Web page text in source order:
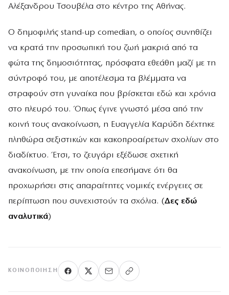
Αλέξανδρου Τσουβέλα στο κέντρο της Αθήνας.
Ο δημοφιλής stand-up comedian, ο οποίος συνηθίζει
να κρατά την προσωπική του ζωή μακριά από τα
φώτα της δημοσιότητας, πρόσφατα εθεάθη μαζί με τη
σύντροφό του, με αποτέλεσμα τα βλέμματα να
στραφούν στη γυναίκα που βρίσκεται εδώ και χρόνια
στο πλευρό του. Όπως έγινε γνωστό μέσα από την
κοινή τους ανακοίνωση, η Ευαγγελία Καρύδη δέχτηκε
πληθώρα σεξιστικών και κακοπροαίρετων σχολίων στο
διαδίκτυο. Έτσι, το ζευγάρι εξέδωσε σχετική
ανακοίνωση, με την οποία επεσήμανε ότι θα
προχωρήσει στις απαραίτητες νομικές ενέργειες σε
περίπτωση που συνεχιστούν τα σχόλια. (Δες εδώ
αναλυτικά)
ΚΟΙΝΟΠΟΊΗΣΗ